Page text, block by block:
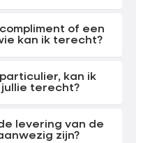
of een
kan ik terecht?
kan ik
jullie terecht?
levering van de
zijn?